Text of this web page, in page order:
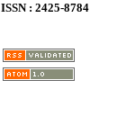
ISSN : 2425-8784